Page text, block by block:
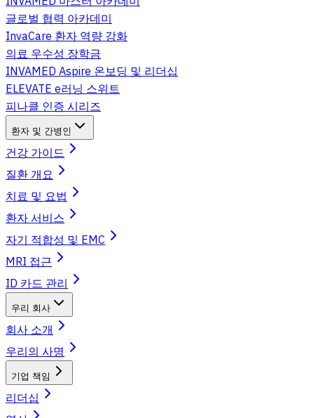
글로벌 협력 아카데미
InvaCare 환자 역량 강화
의료 우수성 장학금
INVAMED Aspire 온보딩 및 리더십
ELEVATE e러닝 스위트
피나클 인증 시리즈
환자 및 간병인
건강 가이드
질환 개요
치료 및 요법
환자 서비스
자기 적합성 및 EMC
MRI 접근
ID 카드 관리
우리 회사
회사 소개
우리의 사명
기업 책임
리더십